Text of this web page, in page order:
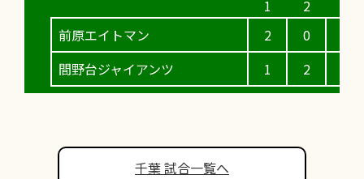
前原エイトマン
間野台ジャイアンツ
2
1
0
2
千葉 試合一覧へ